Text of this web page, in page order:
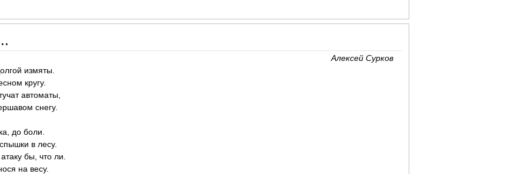
Алексей Сурков
измяты.
кругу.
автоматы,
снегу.
до боли.
в лесу.
бы, что ли.
на весу.